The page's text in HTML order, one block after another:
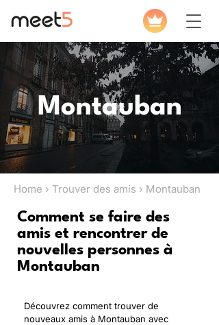
Montauban
Home › Trouver des amis › Montauban
Comment se faire des
amis et rencontrer de
nouvelles personnes à
Montauban
Découvrez comment trouver de
nouveaux amis à Montauban avec